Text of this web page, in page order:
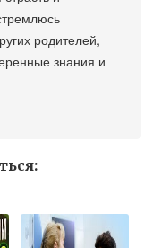
родителей,
знания и